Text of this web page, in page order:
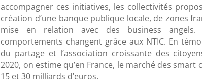
accompagner ces initiatives, les collectivités
création d’une banque publique locale, de zones
mise en relation avec des business
comportements changent grâce aux NTIC. En
du partage et l’association croissante des
2020, on estime qu’en France, le marché des
15 et 30 milliards d’euros.